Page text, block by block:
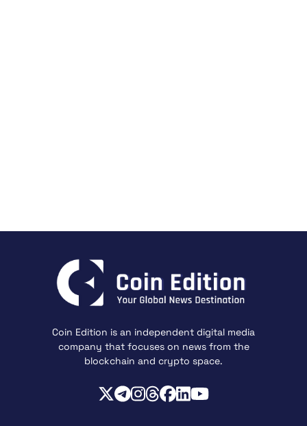
Coin Edition is an independent digital media
company that focuses on news from the
blockchain and crypto space.